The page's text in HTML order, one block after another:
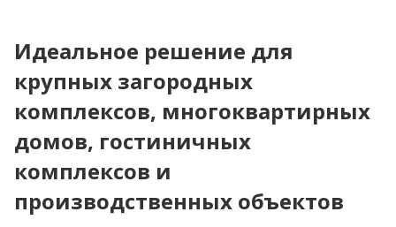
865
аэрационная
установка
Потребляемая эл.
энергия, кВт/сутки
Глубина подводящей
трубы, мм
Глубина отводящей
станция
биологической
очистки
Потребляемая эл.
энергия, кВт/сутки
5
трубы, мм
655
Идеальное решение для
крупных загородных
комплексов, многоквартирных
домов, гостиничных
комплексов и
производственных объектов